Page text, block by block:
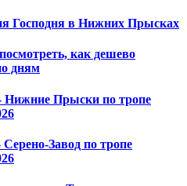
Господня в Нижних Прысках
как дешево
дням
Прыски по тропе
Завод по тропе